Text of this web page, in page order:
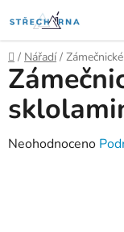
na
obsah
Domů
/ Nářadí /
Průměrné
Neohodnoceno